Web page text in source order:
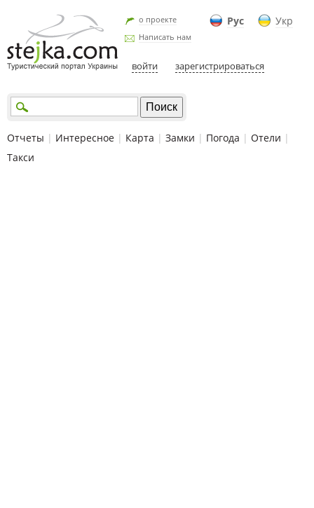
Рус Укр
о проекте
Написать нам
войти зарегистрироваться
Отчеты | Интересное | Карта | Замки | Погода | Отели |
Такси